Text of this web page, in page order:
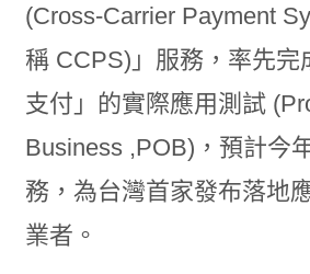
(Cross-Carrier Payment
稱 CCPS)」服務，率先完
支付」的實際應用測試
Business ,POB)，預計今
務，為台灣首家發布落地
業者。